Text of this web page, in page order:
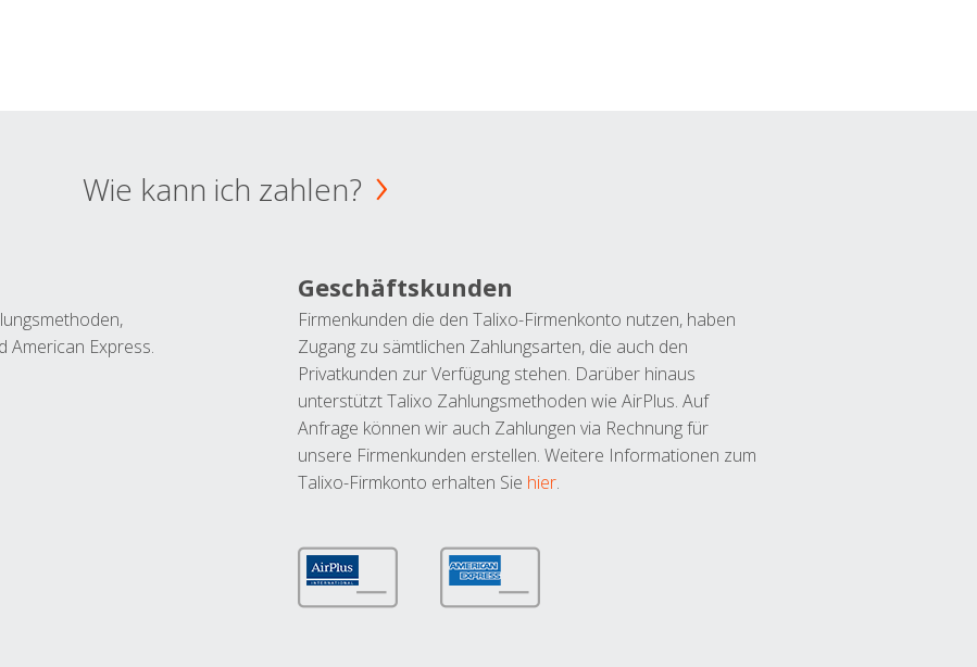
Wie kann ich zahlen?
American Express.
Geschäftskunden
Firmenkunden die den Talixo-Firmenkonto nutzen, haben
Zugang zu sämtlichen Zahlungsarten, die auch den
Privatkunden zur Verfügung stehen. Darüber hinaus
unterstützt Talixo Zahlungsmethoden wie AirPlus. Auf
Anfrage können wir auch Zahlungen via Rechnung für
unsere Firmenkunden erstellen. Weitere Informationen zum
Talixo-Firmkonto erhalten Sie hier.